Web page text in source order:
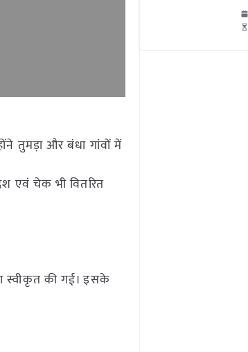
तुमड़ा और बंधा गांवों में
एवं चेक भी वितरित
स्वीकृत की गई। इसके